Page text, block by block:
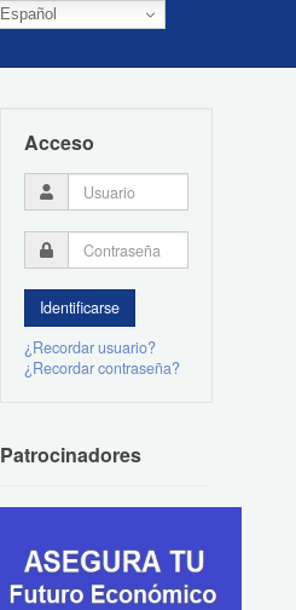
Español
Acceso
Usuario
Contraseña
¿Recordar usuario?
¿Recordar contraseña?
Patrocinadores